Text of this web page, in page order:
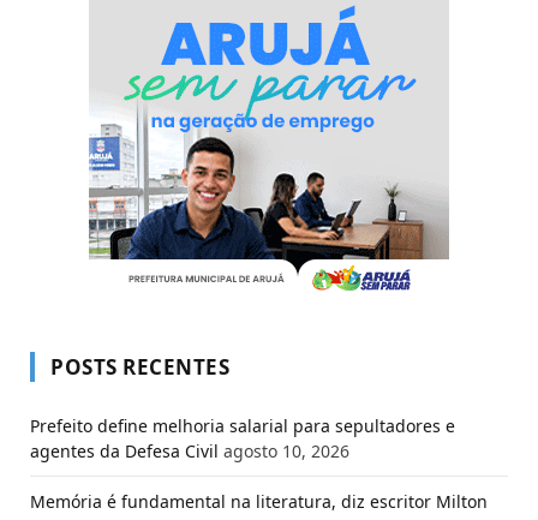
POSTS RECENTES
Prefeito define melhoria salarial para sepultadores e
agentes da Defesa Civil agosto 10, 2026
Memória é fundamental na literatura, diz escritor Milton